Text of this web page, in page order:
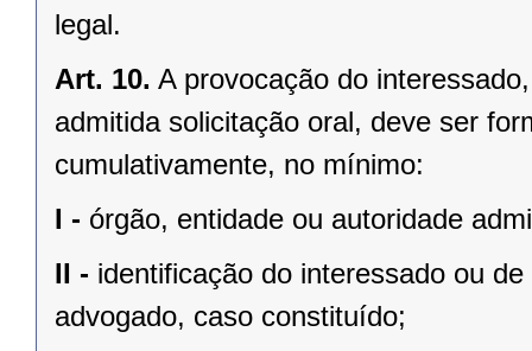
legal.
Art. 10. A provocação do
admitida solicitação oral, deve ser
cumulativamente, no mínimo:
I - órgão, entidade ou autoridade
II - identificação do interessado ou
advogado, caso constituído;